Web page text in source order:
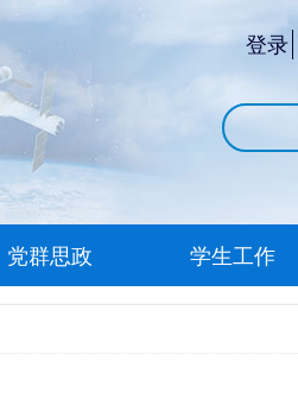
登录
党群思政 学生工作